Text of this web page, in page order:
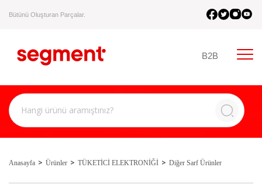
Bütünü Oluşturan Parçalar.
B2B
Anasayfa Ürünler TÜKETİCİ ELEKTRONİĞİ Diğer Sarf Ürünler